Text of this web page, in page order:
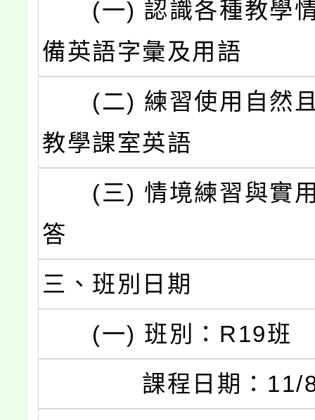
(一) 認識各種教學
備英語字彙及用語
(二) 練習使用自然
教學課室英語
(三) 情境練習與實
答
三、班別日期
(一) 班別：R19班
課程日期：11/8